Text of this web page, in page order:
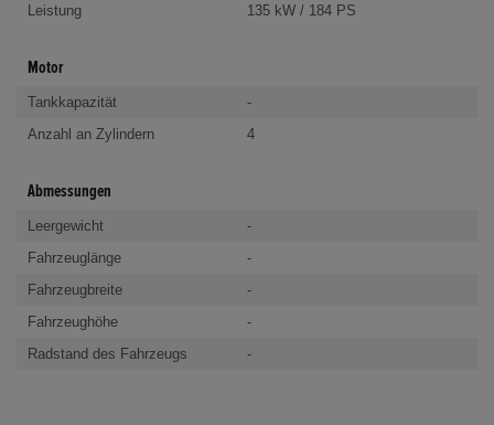
Leistung
135 kW / 184 PS
Motor
Tankkapazität
-
Anzahl an Zylindern
4
Abmessungen
Leergewicht
-
Fahrzeuglänge
-
Fahrzeugbreite
-
Fahrzeughöhe
-
Radstand des Fahrzeugs
-